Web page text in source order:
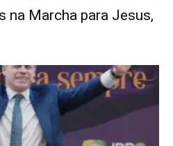
na Marcha para Jesus,